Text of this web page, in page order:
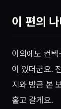
이 편의
이외에도 컨
이 있더군요.
지와 방금 본
훑고 갈게요.